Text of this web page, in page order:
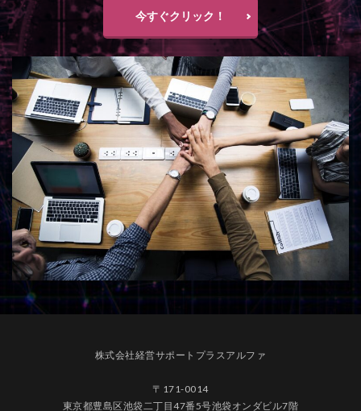
今すぐクリック！
株式会社経営サポートプラスアルファ
〒171-0014
東京都豊島区池袋二丁目47番5号池袋オンダビル7階